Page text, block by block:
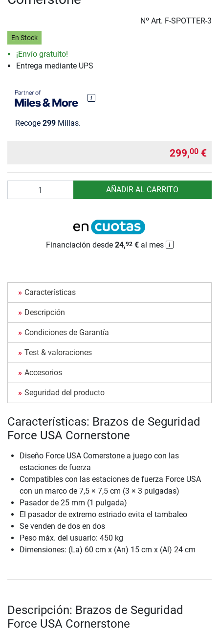
Nº Art. F-SPOTTER-3
En Stock
¡Envío gratuito!
Entrega mediante UPS
Recoge 299 Millas.
299,00 €
AÑADIR AL CARRITO
Financiación desde 24,92€al mes
Características
Descripción
Condiciones de Garantía
Test & valoraciones
Accesorios
Seguridad del producto
Características: Brazos de Seguridad
Force USA Cornerstone
Diseño Force USA Cornerstone a juego con las
estaciones de fuerza
Compatibles con las estaciones de fuerza Force USA
con un marco de 7,5 × 7,5 cm (3 × 3 pulgadas)
Pasador de 25 mm (1 pulgada)
El pasador de extremo estriado evita el tambaleo
Se venden de dos en dos
Peso máx. del usuario: 450 kg
Dimensiones: (La) 60 cm x (An) 15 cm x (Al) 24 cm
Descripción: Brazos de Seguridad
Force USA Cornerstone